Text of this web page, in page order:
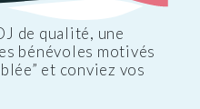
de qualité, une
bénévoles motivés
et conviez vos